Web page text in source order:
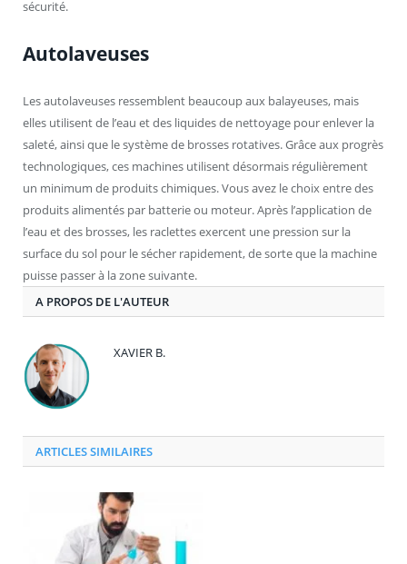
sécurité.
Autolaveuses
Les autolaveuses ressemblent beaucoup aux balayeuses, mais
elles utilisent de l’eau et des liquides de nettoyage pour enlever la
saleté, ainsi que le système de brosses rotatives. Grâce aux progrès
technologiques, ces machines utilisent désormais régulièrement
un minimum de produits chimiques. Vous avez le choix entre des
produits alimentés par batterie ou moteur. Après l’application de
l’eau et des brosses, les raclettes exercent une pression sur la
surface du sol pour le sécher rapidement, de sorte que la machine
puisse passer à la zone suivante.
A PROPOS DE L'AUTEUR
XAVIER B.
ARTICLES SIMILAIRES